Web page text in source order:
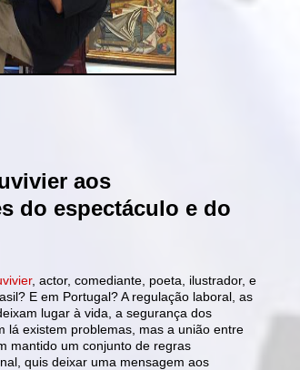
aos
do espectáculo e do
, actor, comediante, poeta, ilustrador, e
E em Portugal? A regulação laboral, as
lugar à vida, a segurança dos
lá existem problemas, mas a união entre
mantido um conjunto de regras
quis deixar uma mensagem aos